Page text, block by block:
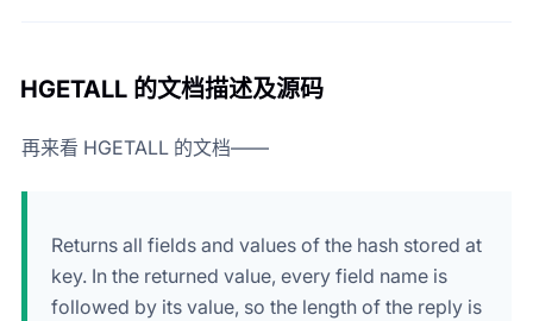
HGETALL 的文档描述及源码
再来看 HGETALL 的文档——
Returns all fields and values of the hash stored at
key. In the returned value, every field name is
followed by its value, so the length of the reply is